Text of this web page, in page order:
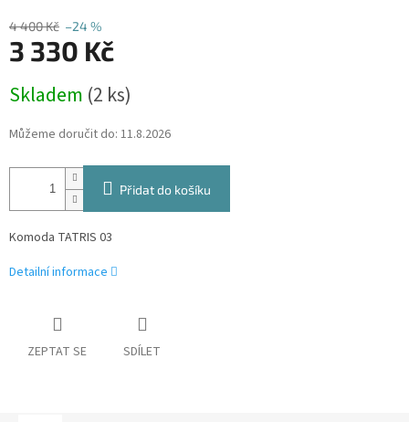
4 400 Kč –24 %
3 330 Kč
cena:
Skladem (2 ks)
Můžeme doručit do: 11.8.2026
Přidat do košíku
Komoda TATRIS 03
Detailní informace
ZEPTAT SE SDÍLET